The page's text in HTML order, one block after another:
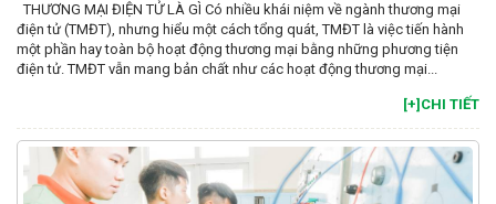
THƯƠNG MẠI ĐIỆN TỬ LÀ GÌ Có nhiều khái niệm về ngành thương mại
điện tử (TMĐT), nhưng hiểu một cách tổng quát, TMĐT là việc tiến hành
một phần hay toàn bộ hoạt động thương mại bằng những phương tiện
điện tử. TMĐT vẫn mang bản chất như các hoạt động thương mại...
[+]CHI TIẾT